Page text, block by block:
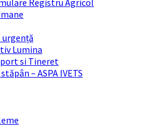
Registru Agricol
urgență
Lumina
si Tineret
– ASPA IVETS